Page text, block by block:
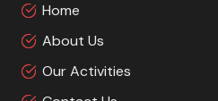
Home
About Us
Our Activities